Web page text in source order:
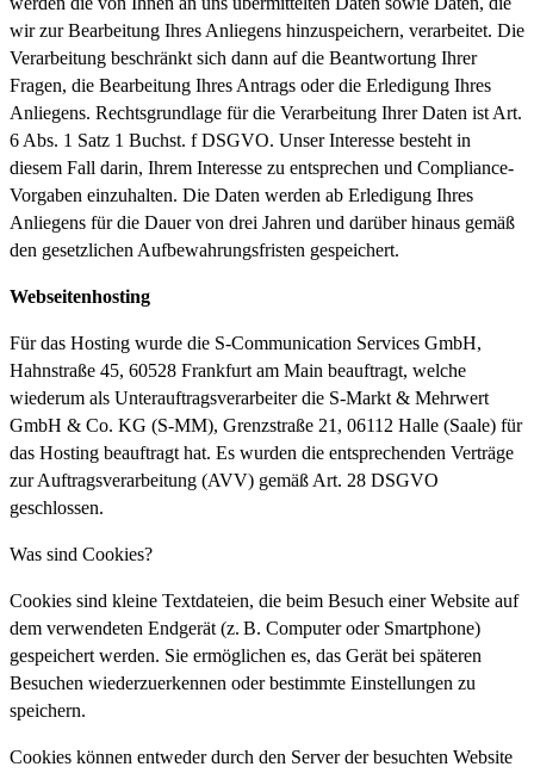
wir zur Bearbeitung Ihres Anliegens hinzuspeichern, verarbeitet. Die
Verarbeitung beschränkt sich dann auf die Beantwortung Ihrer
Fragen, die Bearbeitung Ihres Antrags oder die Erledigung Ihres
Anliegens. Rechtsgrundlage für die Verarbeitung Ihrer Daten ist Art.
6 Abs. 1 Satz 1 Buchst. f DSGVO. Unser Interesse besteht in
diesem Fall darin, Ihrem Interesse zu entsprechen und Compliance-
Vorgaben einzuhalten. Die Daten werden ab Erledigung Ihres
Anliegens für die Dauer von drei Jahren und darüber hinaus gemäß
den gesetzlichen Aufbewahrungsfristen gespeichert.
Webseitenhosting
Für das Hosting wurde die S-Communication Services GmbH,
Hahnstraße 45, 60528 Frankfurt am Main beauftragt, welche
wiederum als Unterauftragsverarbeiter die S-Markt & Mehrwert
GmbH & Co. KG (S-MM), Grenzstraße 21, 06112 Halle (Saale) für
das Hosting beauftragt hat. Es wurden die entsprechenden Verträge
zur Auftragsverarbeitung (AVV) gemäß Art. 28 DSGVO
geschlossen.
Was sind Cookies?
Cookies sind kleine Textdateien, die beim Besuch einer Website auf
dem verwendeten Endgerät (z. B. Computer oder Smartphone)
gespeichert werden. Sie ermöglichen es, das Gerät bei späteren
Besuchen wiederzuerkennen oder bestimmte Einstellungen zu
speichern.
Cookies können entweder durch den Server der besuchten Website